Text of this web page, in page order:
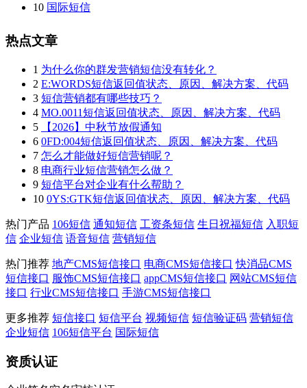
10 国际短信
热点文章
1 为什么你的群发营销短信没有转化？
2 E:WORDS短信返回值状态、原因、解决方案、代码
3 短信营销都有哪些技巧？
4 MO.0011短信返回值状态、原因、解决方案、代码
5
【2026】中秋节放假通知
6 0FD:004短信返回值状态、原因、解决方案、代码
7 怎么才能做好短信营销呢？
8 电商行业短信营销怎么做？
9 短信平台对企业有什么帮助？
10 0YS:GTK短信返回值状态、原因、解决方案、代码
热门产品 106短信 通知短信 工资条短信 生日祝福短信 入职短
信 企业短信 语音短信 营销短信
热门推荐 地产CMS短信接口 电商CMS短信接口 快消品CMS
短信接口 服饰CMS短信接口 appCMS短信接口 网站CMS短信
接口 行业CMS短信接口 手游CMS短信接口
更多推荐 短信接口 短信平台 视频短信 短信验证码 营销短信
企业短信 106短信平台 国际短信
资质认证